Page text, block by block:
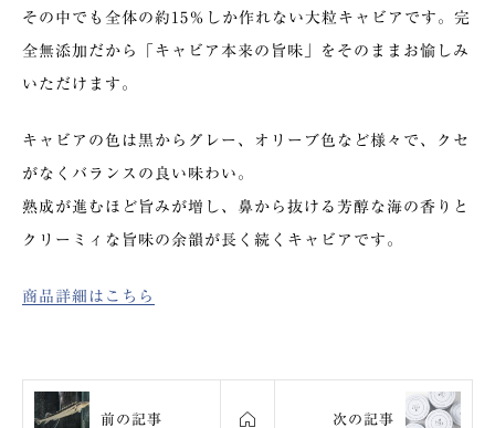
その中でも全体の約15％しか作れない大粒キャビアです。完
全無添加だから「キャビア本来の旨味」をそのままお愉しみ
いただけます。
キャビアの色は黒からグレー、オリーブ色など様々で、クセ
がなくバランスの良い味わい。
熟成が進むほど旨みが増し、鼻から抜ける芳醇な海の香りと
クリーミィな旨味の余韻が長く続くキャビアです。
商品詳細はこちら
前の記事 次の記事